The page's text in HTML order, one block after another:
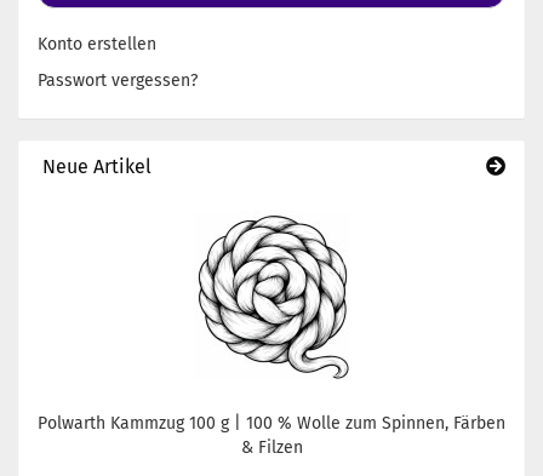
Konto erstellen
Passwort vergessen?
Neue Artikel
Polwarth Kammzug 100 g | 100 % Wolle zum Spinnen, Färben
& Filzen